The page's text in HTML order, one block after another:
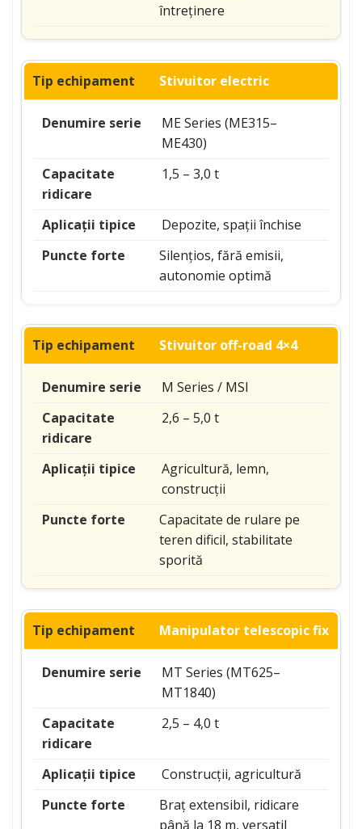
întreținere
Stivuitor electric
ME Series (ME315–
ME430)
1,5 – 3,0 t
Depozite, spații închise
Silențios, fără emisii,
autonomie optimă
Stivuitor off-road 4×4
M Series / MSI
2,6 – 5,0 t
Agricultură, lemn,
construcții
Capacitate de rulare pe
teren dificil, stabilitate
sporită
Manipulator telescopic fix
MT Series (MT625–
MT1840)
2,5 – 4,0 t
Construcții, agricultură
Braț extensibil, ridicare
până la 18 m, versatil